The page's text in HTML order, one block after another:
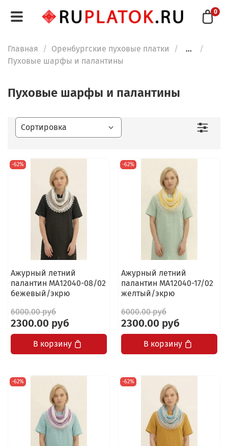
0
Главная Оренбургские пуховые платки
...
Пуховые шарфы и палантины
Пуховые шарфы и палантины
-62%
Ажурный летний
палантин МА12040-08/02
бежевый/экрю
6000.00 руб
2300.00 руб
В корзину
-62%
Ажурный летний
палантин МА12040-17/02
желтый/экрю
6000.00 руб
2300.00 руб
В корзину
-62% -62%